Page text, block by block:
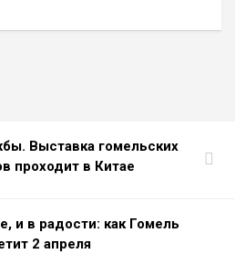
Выставка гомельских
проходит в Китае
и в радости: как Гомель
2 апреля